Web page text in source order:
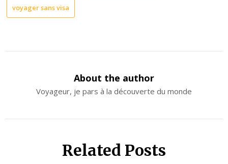
voyager sans visa
About the author
Voyageur, je pars à la découverte du monde
Related Posts